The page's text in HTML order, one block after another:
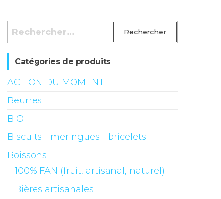
Rechercher :
Catégories de produits
ACTION DU MOMENT
Beurres
BIO
Biscuits - meringues - bricelets
Boissons
100% FAN (fruit, artisanal, naturel)
Bières artisanales